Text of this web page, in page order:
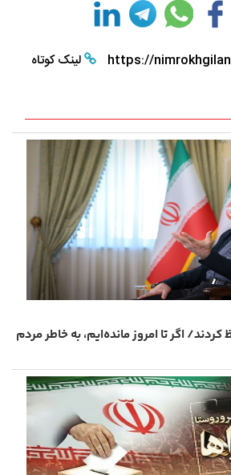
https:// لینک کوتاه
اگر تا امروز مانده‌ایم، به ‌خاطر مردم